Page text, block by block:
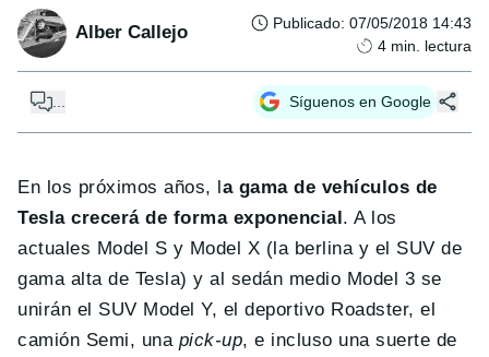
Alber Callejo Publicado: 07/05/2018 14:43
4 min. lectura
Síguenos en Google
En los próximos años, la gama de vehículos de
Tesla crecerá de forma exponencial. A los
actuales Model S y Model X (la berlina y el SUV de
gama alta de Tesla) y al sedán medio Model 3 se
unirán el SUV Model Y, el deportivo Roadster, el
camión Semi, una pick-up, e incluso una suerte de